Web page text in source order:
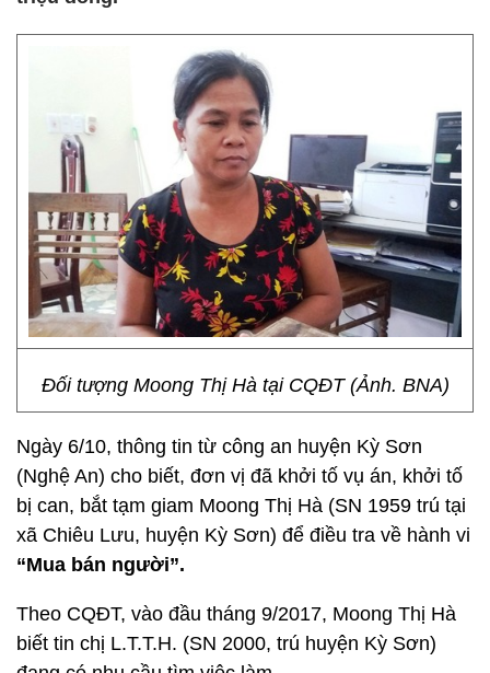
Đối tượng Moong Thị Hà tại CQĐT (Ảnh. BNA)
Ngày 6/10, thông tin từ công an huyện Kỳ Sơn
(Nghệ An) cho biết, đơn vị đã khởi tố vụ án, khởi tố
bị can, bắt tạm giam Moong Thị Hà (SN 1959 trú tại
xã Chiêu Lưu, huyện Kỳ Sơn) để điều tra về hành vi
“Mua bán người”.
Theo CQĐT, vào đầu tháng 9/2017, Moong Thị Hà
biết tin chị L.T.T.H. (SN 2000, trú huyện Kỳ Sơn)